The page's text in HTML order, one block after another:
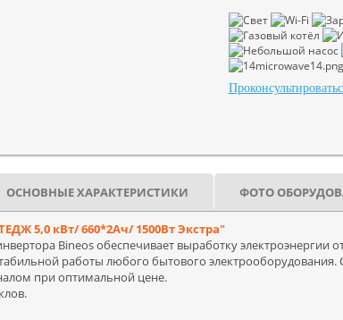
ОСНОВНЫЕ ХАРАКТЕРИСТИКИ ФОТО
5,0 кВт/ 660*2Ач/ 1500Вт Экстра"
Bineos обеспечивает выработку
работы любого бытового электрооборудования.
при оптимальной цене.